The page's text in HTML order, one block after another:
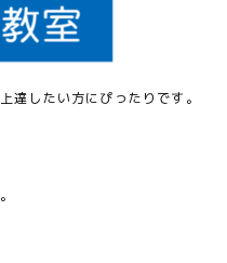
達したい方にぴったりです。